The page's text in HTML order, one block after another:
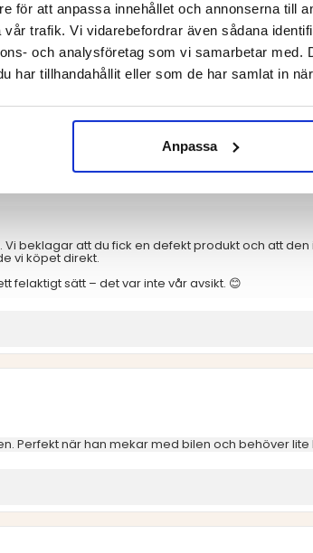
för att anpassa innehållet och annonserna till
trafik. Vi vidarebefordrar även sådana
och analysföretag som vi samarbetar med.
har tillhandahållit eller som de har samlat in
Anpassa
Betyg: 3 utav 5 stjärnor
0röster
Betyg: 2 utav 5 stjärnor
0 röster
Betyg: 1 utav 5 stjärnor
röster
billig och jag frågade om dessa ofta går sönder
”man får vad man betalar för”? Jag blir väldigt
beklagar att du fick en defekt produkt och att
vi köpet direkt.
felaktigt sätt – det var inte vår avsikt. 😊
Perfekt när han mekar med bilen och behöver lite